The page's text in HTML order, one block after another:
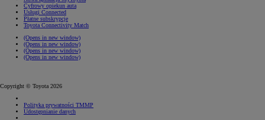
Cyfrowy opiekun auta
Usługi Connected
Płatne subskrypcje
Toyota Connectivity Match
(Opens in new window)
(Opens in new window)
(Opens in new window)
(Opens in new window)
Copyright © Toyota 2026
Polityka prywatności TMMP
Udostępnianie danych